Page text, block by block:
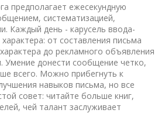
предполагает ежесекундную
систематизацией,
Каждый день - карусель ввода-
от составления письма
до рекламного объявления
Умение донести сообщение четко,
всего. Можно прибегнуть к
навыков письма, но все
совет: читайте больше книг,
чей талант заслуживает